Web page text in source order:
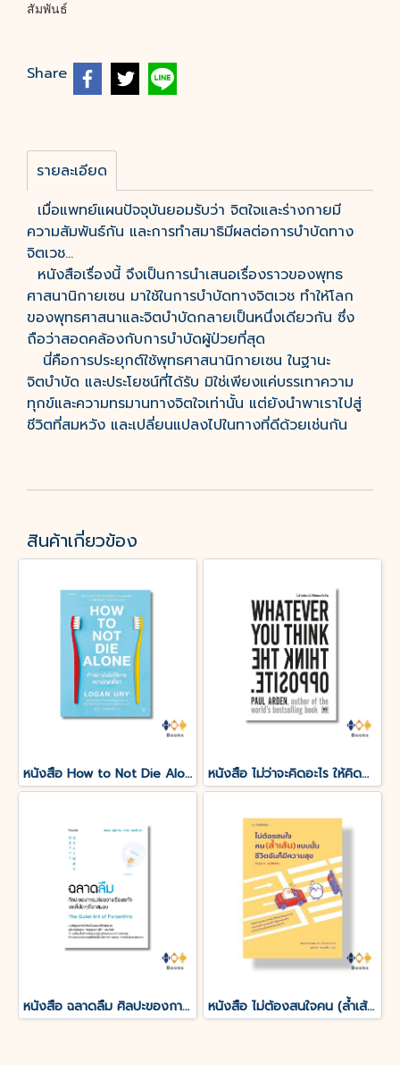
สัมพันธ์
Share
รายละเอียด
เมื่อแพทย์แผนปัจจุบันยอมรับว่า จิตใจและร่างกายมี
ความสัมพันธ์กัน และการทำสมาธิมีผลต่อการบำบัดทาง
จิตเวช...
หนังสือเรื่องนี้ จึงเป็นการนำเสนอเรื่องราวของพุทธ
ศาสนานิกายเซน มาใช้ในการบำบัดทางจิตเวช ทำให้โลก
ของพุทธศาสนาและจิตบำบัดกลายเป็นหนึ่งเดียวกัน ซึ่ง
ถือว่าสอดคล้องกับการบำบัดผู้ป่วยที่สุด
นี่คือการประยุกต์ใช้พุทธศาสนานิกายเซน ในฐานะ
จิตบำบัด และประโยชน์ที่ได้รับ มิใช่เพียงแค่บรรเทาความ
ทุกข์และความทรมานทางจิตใจเท่านั้น แต่ยังนำพาเราไปสู่
ชีวิตที่สมหวัง และเปลี่ยนแปลงไปในทางที่ดีด้วยเช่นกัน
สินค้าเกี่ยวข้อง
หนังสือ How to Not Die Alone ทำอย่างไรไม่ให้ตายอย่างโดดเดี่ยว หนังสือ ไม่ว่าจะคิดอะไร ให้คิดตรงกันข้าม Whatever You Think, Think the Opposite
หนังสือ ฉลาดลืม ศิลปะของการปล่อยวางเรื่องรกใจและสิ่งใดๆที่รกสมอง หนังสือ ไม่ต้องสนใจคน (ล้ำเส้น) แบบนั้นชีวิตฉันก็มีความสุข